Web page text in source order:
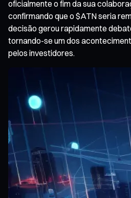
oficialmente o fim da sua
confirmando que o $ATN seria
decisão gerou rapidamente
tornando-se um dos
pelos investidores.